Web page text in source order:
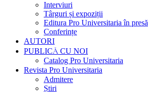
Interviuri
Târguri și expoziții
Editura Pro Universitaria în presă
Conferințe
AUTORI
PUBLICĂ CU NOI
Catalog Pro Universitaria
Revista Pro Universitaria
Admitere
Știri